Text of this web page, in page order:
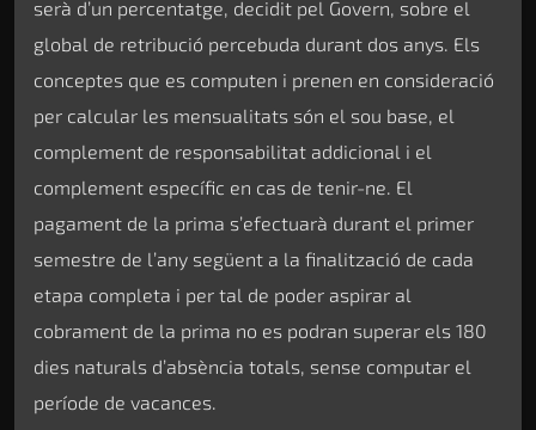
serà d’un percentatge, decidit pel Govern, sobre el
global de retribució percebuda durant dos anys. Els
conceptes que es computen i prenen en consideració
per calcular les mensualitats són el sou base, el
complement de responsabilitat addicional i el
complement específic en cas de tenir-ne. El
pagament de la prima s’efectuarà durant el primer
semestre de l’any següent a la finalització de cada
etapa completa i per tal de poder aspirar al
cobrament de la prima no es podran superar els 180
dies naturals d’absència totals, sense computar el
període de vacances.